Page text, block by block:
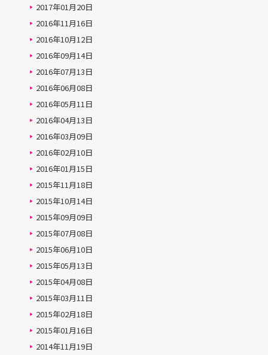
2017年01月20日
2016年11月16日
2016年10月12日
2016年09月14日
2016年07月13日
2016年06月08日
2016年05月11日
2016年04月13日
2016年03月09日
2016年02月10日
2016年01月15日
2015年11月18日
2015年10月14日
2015年09月09日
2015年07月08日
2015年06月10日
2015年05月13日
2015年04月08日
2015年03月11日
2015年02月18日
2015年01月16日
2014年11月19日